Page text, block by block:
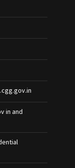
in and